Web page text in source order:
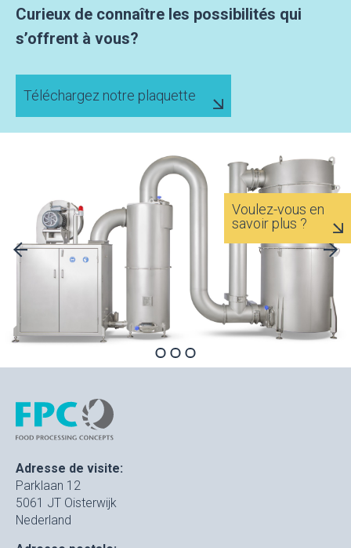
Curieux de connaître les possibilités qui
s’offrent à vous?
Téléchargez notre plaquette
Voulez-vous en
savoir plus ?
Adresse de visite:
Parklaan 12
5061 JT Oisterwijk
Nederland